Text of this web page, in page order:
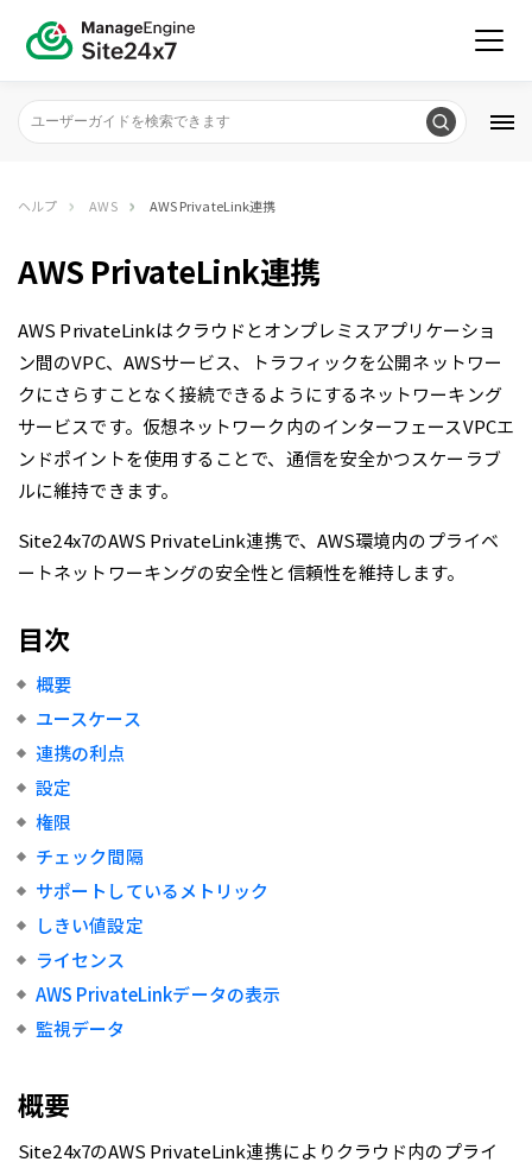
ヘルプ AWS AWS PrivateLink連携
AWS PrivateLink連携
AWS PrivateLinkはクラウドとオンプレミスアプリケーショ
ン間のVPC、AWSサービス、トラフィックを公開ネットワー
クにさらすことなく接続できるようにするネットワーキング
サービスです。仮想ネットワーク内のインターフェースVPCエ
ンドポイントを使用することで、通信を安全かつスケーラブ
ルに維持できます。
Site24x7のAWS PrivateLink連携で、AWS環境内のプライベ
ートネットワーキングの安全性と信頼性を維持します。
目次
概要
ユースケース
連携の利点
設定
権限
チェック間隔
サポートしているメトリック
しきい値設定
ライセンス
AWS PrivateLinkデータの表示
監視データ
概要
Site24x7のAWS PrivateLink連携によりクラウド内のプライ